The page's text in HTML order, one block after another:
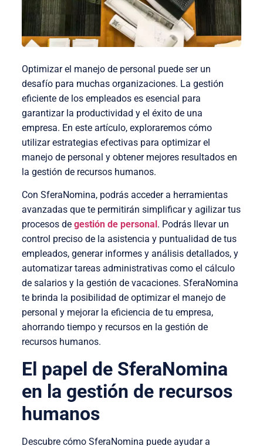
Optimizar el manejo de personal puede ser un
desafío para muchas organizaciones. La gestión
eficiente de los empleados es esencial para
garantizar la productividad y el éxito de una
empresa. En este artículo, exploraremos cómo
utilizar estrategias efectivas para optimizar el
manejo de personal y obtener mejores resultados en
la gestión de recursos humanos.
Con SferaNomina, podrás acceder a herramientas
avanzadas que te permitirán simplificar y agilizar tus
procesos de gestión de personal . Podrás llevar un
control preciso de la asistencia y puntualidad de tus
empleados, generar informes y análisis detallados, y
automatizar tareas administrativas como el cálculo
de salarios y la gestión de vacaciones. SferaNomina
te brinda la posibilidad de optimizar el manejo de
personal y mejorar la eficiencia de tu empresa,
ahorrando tiempo y recursos en la gestión de
recursos humanos.
El papel de SferaNomina
en la gestión de recursos
humanos
Descubre cómo SferaNomina puede ayudar a